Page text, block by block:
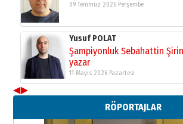
09 Temmuz 2026 Perşembe
Yusuf POLAT
Şampiyonluk Sebahattin
yazar
11 Mayıs 2026 Pazartesi
Neşat YALÇIN
Paranın Aile Kültüründeki Yeri
03 Ağustos 2026 Pazartesi
◀▶
RÖPORTAJLAR